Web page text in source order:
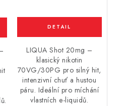
LIQUA Shot 20mg –
klasický nikotin
70VG/30PG pro silný hit,
intenzivní chuť a hustou
páru. Ideální pro míchání
vlastních e-liquidů.